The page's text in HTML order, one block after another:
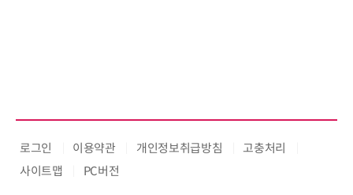
로그인 이용약관 개인정보취급방침
고충처리
사이트맵
PC버전